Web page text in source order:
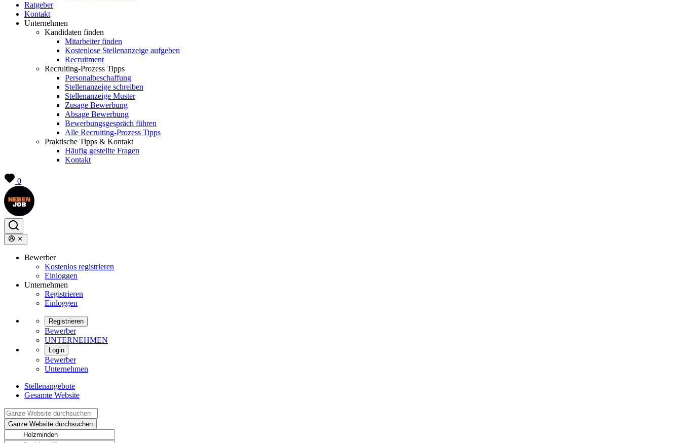
Ratgeber
Kontakt
Unternehmen
Kandidaten finden
Mitarbeiter finden
Kostenlose Stellenanzeige aufgeben
Recruitment
Recruiting-Prozess Tipps
Personalbeschaffung
Stellenanzeige schreiben
Stellenanzeige Muster
Zusage Bewerbung
Absage Bewerbung
Bewerbungsgespräch führen
Alle Recruiting-Prozess Tipps
Praktische Tipps & Kontakt
Häufig gestellte Fragen
Kontakt
0
Bewerber
Kostenlos registrieren
Einloggen
Unternehmen
Registrieren
Einloggen
Registrieren
Bewerber
UNTERNEHMEN
Login
Bewerber
Unternehmen
Stellenangebote
Gesamte Website